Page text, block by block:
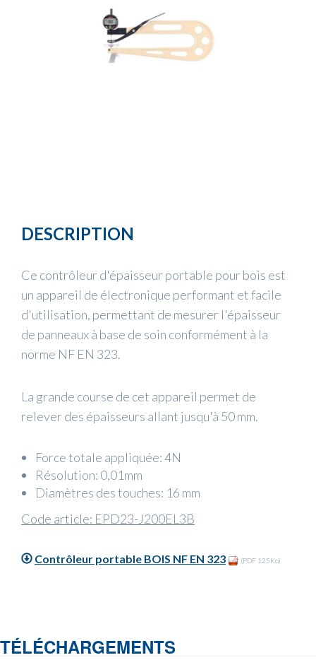
DESCRIPTION
Ce contrôleur d'épaisseur portable pour bois est
un appareil de électronique performant et facile
d'utilisation, permettant de mesurer l'épaisseur
de panneaux à base de soin conformément à la
norme NF EN 323.
La grande course de cet appareil permet de
relever des épaisseurs allant jusqu'à 50 mm.
Force totale appliquée: 4N
Résolution: 0,01mm
Diamètres des touches: 16 mm
Code article: EPD23-J200EL3B
Contrôleur portable BOIS NF EN 323 (PDF 125Ko)
TÉLÉCHARGEMENTS